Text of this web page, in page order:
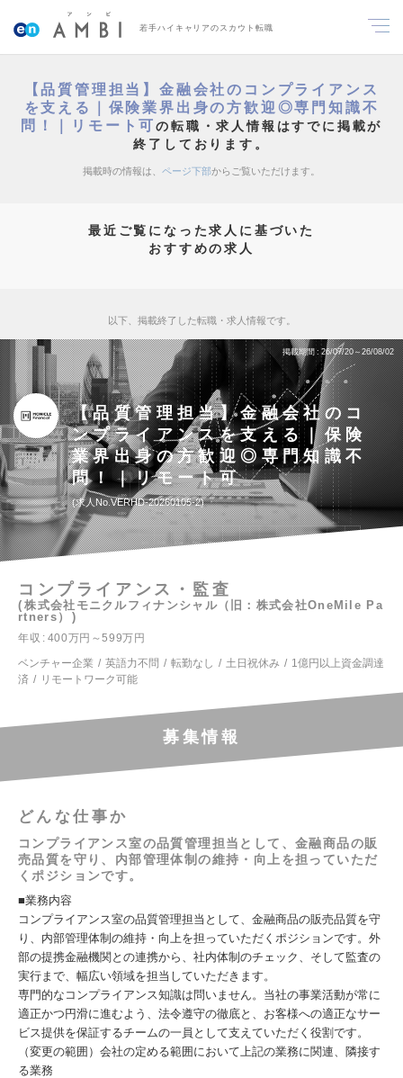
若手ハイキャリアのスカウト転職
【品質管理担当】金融会社のコンプライアンス
を支える｜保険業界出身の方歓迎◎専門知識不
問！｜リモート可の転職・求人情報はすでに掲載が
終了しております。
掲載時の情報は、 ページ下部からご覧いただけます。
最近ご覧になった求人に基づいた
おすすめの求人
以下、掲載終了した転職・求人情報です。
掲載期間 26/07/20～26/08/02
【品質管理担当】金融会社のコ
ンプライアンスを支える｜保険
業界出身の方歓迎◎専門知識不
問！｜リモート可
求人No.VERHD-20260105-2
コンプライアンス・監査
株式会社モニクルフィナンシャル（旧：株式会社OneMile Pa
rtners）
年収
400万円～599万円
ベンチャー企業
英語力不問 転勤なし 土日祝休み
1億円以上資金調達
済
リモートワーク可能
募集情報
どんな仕事か
コンプライアンス室の品質管理担当として、金融商品の販
売品質を守り、内部管理体制の維持・向上を担っていただ
くポジションです。
■業務内容
コンプライアンス室の品質管理担当として、金融商品の販売品質を守
り、内部管理体制の維持・向上を担っていただくポジションです。外
部の提携金融機関との連携から、社内体制のチェック、そして監査の
実行まで、幅広い領域を担当していただきます。
専門的なコンプライアンス知識は問いません。当社の事業活動が常に
適正かつ円滑に進むよう、法令遵守の徹底と、お客様への適正なサー
ビス提供を保証するチームの一員として支えていただく役割です。
（変更の範囲）会社の定める範囲において上記の業務に関連、隣接す
る業務